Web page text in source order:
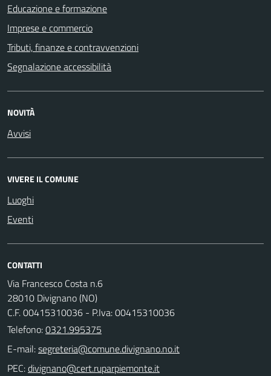
Educazione e formazione
Imprese e commercio
Tributi, finanze e contravvenzioni
Segnalazione accessibilità
NOVITÀ
Avvisi
VIVERE IL COMUNE
Luoghi
Eventi
CONTATTI
Via Francesco Costa n.6
28010 Divignano (NO)
C.F. 00415310036 - P.Iva: 00415310036
Telefono:0321.995375
E-mail:
PEC: